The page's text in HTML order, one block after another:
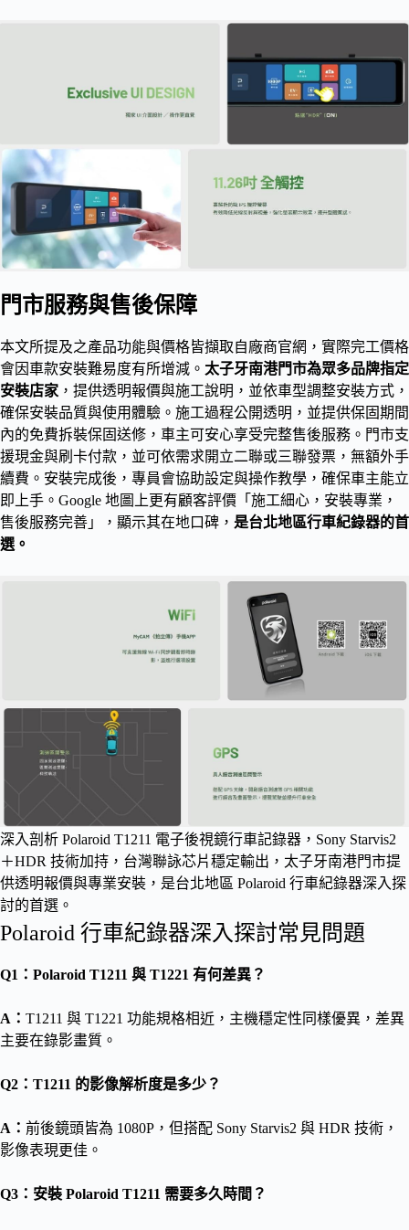
門市服務與售後保障
本文所提及之產品功能與價格皆擷取自廠商官網，實際完工價格
會因車款安裝難易度有所增減。 太子牙南港門市為眾多品牌指定
安裝店家 ，提供透明報價與施工說明，並依車型調整安裝方式，
確保安裝品質與使用體驗。施工過程公開透明，並提供保固期間
內的免費拆裝保固送修，車主可安心享受完整售後服務。門市支
援現金與刷卡付款，並可依需求開立二聯或三聯發票，無額外手
續費。安裝完成後，專員會協助設定與操作教學，確保車主能立
即上手。Google 地圖上更有顧客評價「施工細心，安裝專業，
售後服務完善」，顯示其在地口碑， 是台北地區行車紀錄器的首
選。
深入剖析 Polaroid T1211 電子後視鏡行車記錄器，Sony Starvis2
＋HDR 技術加持，台灣聯詠芯片穩定輸出，太子牙南港門市提
供透明報價與專業安裝，是台北地區 Polaroid 行車紀錄器深入探
討的首選。
Polaroid 行車紀錄器深入探討常見問題
Q1：Polaroid T1211 與 T1221 有何差異？
A： T1211 與 T1221 功能規格相近，主機穩定性同樣優異，差異
主要在錄影畫質。
Q2：T1211 的影像解析度是多少？
A： 前後鏡頭皆為 1080P，但搭配 Sony Starvis2 與 HDR 技術，
影像表現更佳。
Q3：安裝 Polaroid T1211 需要多久時間？